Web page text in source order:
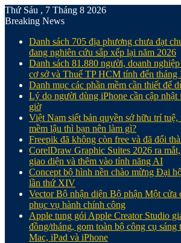
Thứ Sáu , 7 Tháng 8 2026
Breaking News
Danh sách 705 địa phương chưa đạt
đang nghiên cứu sắp xếp lại năm 2026
Danh sách 81.880‬ người, doanh
cơ sở và Thuế TP HCM tính đến tháng
Danh mục các phần mềm cần thiết để
Lý do người dùng iPhone cần cập nhật
giờ
Việt Nam siết bản quyền sở hữu trí tuệ,
mềm lậu thì bạn nên làm gì?
Freepik đã không còn free và đã đổi
CorelDraw Graphic Suites 2026 ra
giao diện và thêm vào tính năng AI
Concept bộ hình nền chào mừng Đại
lần thứ XIV
Vector Bộ nhận diện Bộ phận Một cửa
phục vụ hành chính công
Apple tung gói Apple Creator Studio
đồng/tháng, gom toàn bộ công cụ sáng
Mac, iPad và iPhone